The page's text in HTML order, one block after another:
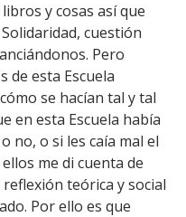
y cosas así que
cuestión
Pero
de esta Escuela
se hacían tal y tal
en esta Escuela había
no, o si les caía mal el
me di cuenta de
teórica y social
Por ello es que